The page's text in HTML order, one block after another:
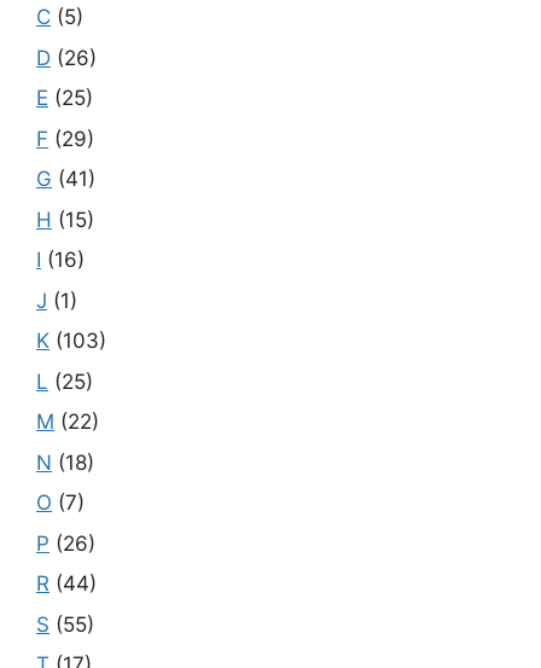
C (5)
D (26)
E (25)
F (29)
G (41)
H (15)
I (16)
J (1)
K (103)
L (25)
M (22)
N (18)
O (7)
P (26)
R (44)
S (55)